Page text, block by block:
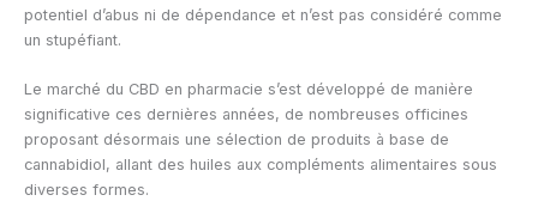
potentiel d’abus ni de dépendance et n’est pas considéré comme
un stupéfiant.
Le marché du CBD en pharmacie s’est développé de manière
significative ces dernières années, de nombreuses officines
proposant désormais une sélection de produits à base de
cannabidiol, allant des huiles aux compléments alimentaires sous
diverses formes.